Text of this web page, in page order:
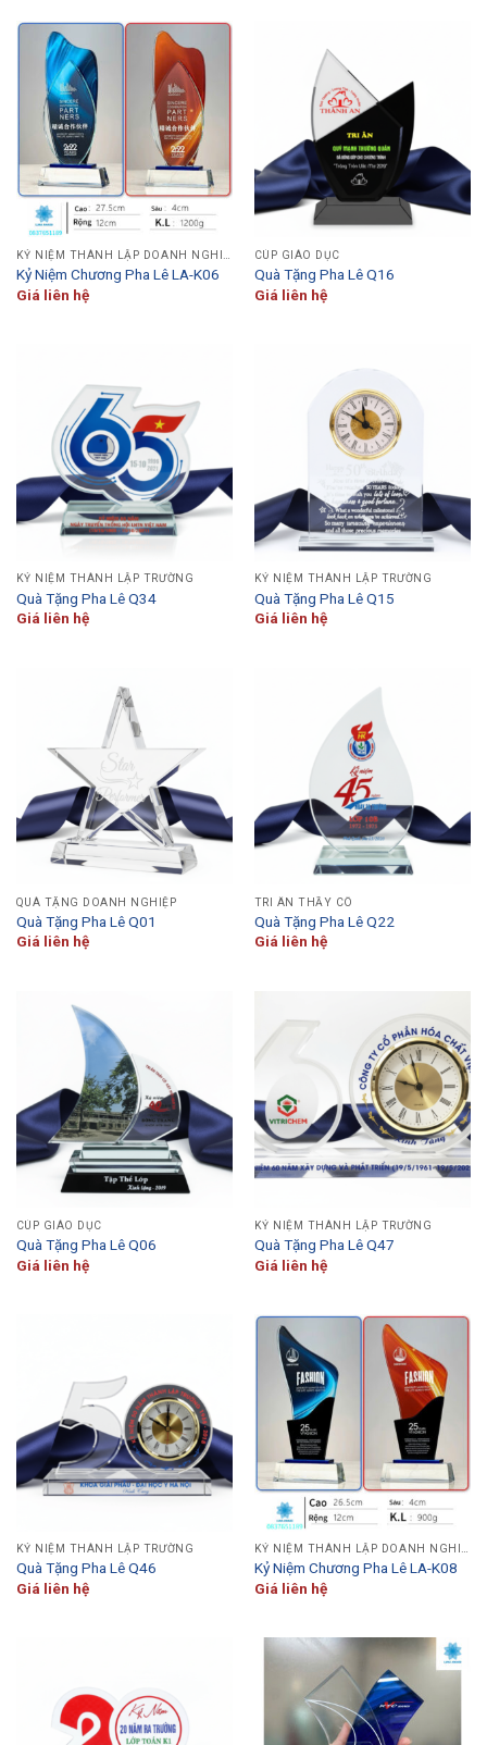
Kỷ Niệm Chương Pha Lê LA-K06
Giá liên hệ
CÚP GIÁO DỤC
Quà Tặng Pha Lê Q16
Giá liên hệ
KỶ NIỆM THÀNH LẬP TRƯỜNG
Quà Tặng Pha Lê Q34
Giá liên hệ
KỶ NIỆM THÀNH LẬP TRƯỜNG
Quà Tặng Pha Lê Q15
Giá liên hệ
QUÀ TẶNG DOANH NGHIỆP
Quà Tặng Pha Lê Q01
Giá liên hệ
TRI ÂN THẦY CÔ
Quà Tặng Pha Lê Q22
Giá liên hệ
CÚP GIÁO DỤC
Quà Tặng Pha Lê Q06
Giá liên hệ
KỶ NIỆM THÀNH LẬP TRƯỜNG
Quà Tặng Pha Lê Q47
Giá liên hệ
KỶ NIỆM THÀNH LẬP TRƯỜNG
Quà Tặng Pha Lê Q46
Giá liên hệ
Kỷ Niệm Chương Pha Lê LA-K08
Giá liên hệ